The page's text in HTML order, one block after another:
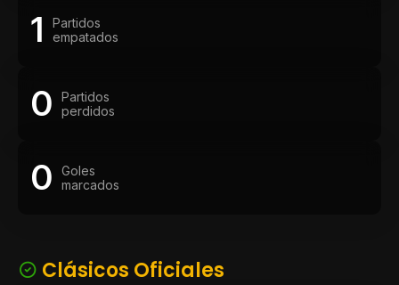
1
Partidos
empatados
0
Partidos
perdidos
0
Goles
marcados
Clásicos Oficiales